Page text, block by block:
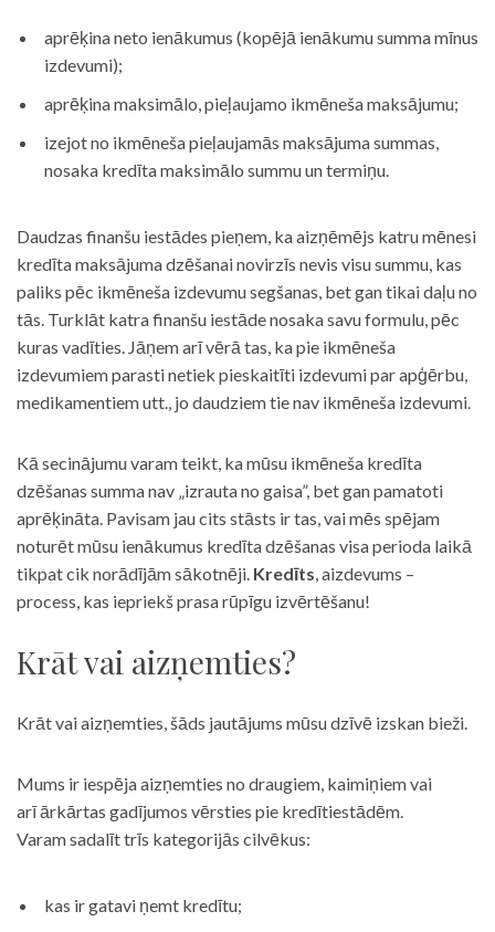
aprēķina neto ienākumus (kopējā ienākumu summa mīnus
izdevumi);
aprēķina maksimālo, pieļaujamo ikmēneša maksājumu;
izejot no ikmēneša pieļaujamās maksājuma summas,
nosaka kredīta maksimālo summu un termiņu.
Daudzas finanšu iestādes pieņem, ka aizņēmējs katru mēnesi
kredīta maksājuma dzēšanai novirzīs nevis visu summu, kas
paliks pēc ikmēneša izdevumu segšanas, bet gan tikai daļu no
tās. Turklāt katra finanšu iestāde nosaka savu formulu, pēc
kuras vadīties. Jāņem arī vērā tas, ka pie ikmēneša
izdevumiem parasti netiek pieskaitīti izdevumi par apģērbu,
medikamentiem utt., jo daudziem tie nav ikmēneša izdevumi.
Kā secinājumu varam teikt, ka mūsu ikmēneša kredīta
dzēšanas summa nav „izrauta no gaisa”, bet gan pamatoti
aprēķināta. Pavisam jau cits stāsts ir tas, vai mēs spējam
noturēt mūsu ienākumus kredīta dzēšanas visa perioda laikā
tikpat cik norādījām sākotnēji. Kredīts, aizdevums –
process, kas iepriekš prasa rūpīgu izvērtēšanu!
Krāt vai aizņemties?
Krāt vai aizņemties, šāds jautājums mūsu dzīvē izskan bieži.
Mums ir iespēja aizņemties no draugiem, kaimiņiem vai
arī ārkārtas gadījumos vērsties pie kredītiestādēm.
Varam sadalīt trīs kategorijās cilvēkus:
kas ir gatavi ņemt kredītu;